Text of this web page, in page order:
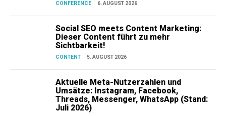
CONFERENCE 6. AUGUST 2026
Social SEO meets Content Marketing:
Dieser Content führt zu mehr
Sichtbarkeit!
CONTENT 5. AUGUST 2026
Aktuelle Meta-Nutzerzahlen und
Umsätze: Instagram, Facebook,
Threads, Messenger, WhatsApp (Stand:
Juli 2026)